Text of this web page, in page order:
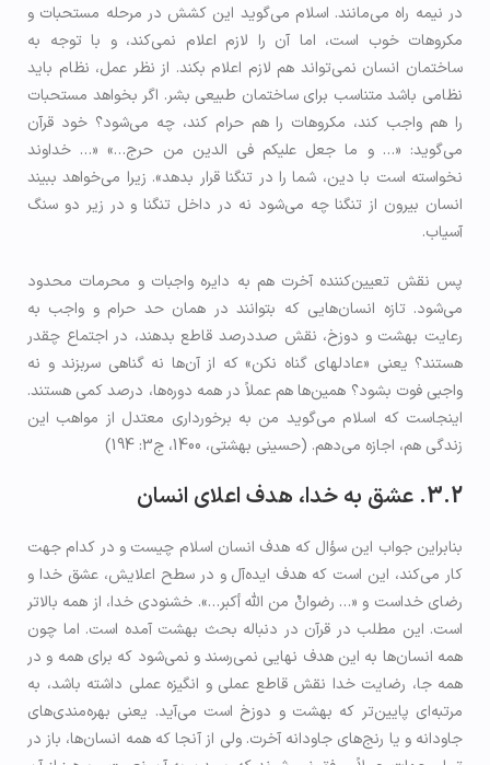
در نیمه راه می‌مانند. اسلام می‌گوید این کشش در مرحله مستحبات و
مکروهات خوب است، اما آن را لازم اعلام نمی‌کند، و با توجه به
ساختمان انسان نمی‌تواند هم لازم اعلام بکند. از نظر عمل، نظام باید
نظامی باشد متناسب برای ساختمان طبیعی بشر. اگر بخواهد مستحبات
را هم واجب کند، مکروهات را هم حرام کند، چه می‌شود؟ خود قرآن
می‌گوید: «… و ما جعل عليكم في الدين من حرج…» «… خداوند
نخواسته است با دین، شما را در تنگنا قرار بدهد». زیرا می‌خواهد ببیند
انسان بیرون از تنگنا چه می‌شود نه در داخل تنگنا و در زیر دو سنگ
آسیاب.
پس نقش تعیین‌کننده آخرت هم به دایره واجبات و محرمات محدود
می‌شود. تازه انسان‌هایی که بتوانند در همان حد حرام و واجب به
رعایت بهشت و دوزخ، نقش صددرصد قاطع بدهند، در اجتماع چقدر
هستند؟ یعنی «عادل­های گناه نکن» که از آن‌ها نه گناهی سربزند و نه
واجبی فوت بشود؟ همین‌ها هم عملاً در همه دوره‌ها، درصد کمی هستند.
اینجاست که اسلام می‌گوید من به برخورداری معتدل از مواهب این
زندگی هم، اجازه می‌دهم. (حسینی بهشتی، 1400، ج3: 194)
3.2. عشق به خدا، هدف اعلای انسان
بنابراین جواب این سؤال که هدف انسان اسلام چیست و در کدام جهت
کار می‌کند، این است که هدف ایده‌آل و در سطح اعلایش، عشق خدا و
رضای خداست و «… رضوانٌ من الله أكبر…». خشنودی خدا، از همه بالاتر
است. این مطلب در قرآن در دنباله بحث بهشت آمده است. اما چون
همه انسان‌ها به این هدف نهایی نمی‌رسند و نمی‌شود که برای همه و در
همه جا، رضایت خدا نقش قاطع عملی و انگیزه عملی داشته باشد، به
مرتبه‌ای پایین‌تر که بهشت و دوزخ است می‌آید. یعنی بهره‌مندی‌های
جاودانه و یا رنج‌های جاودانه آخرت. ولی از آنجا که همه انسان‌ها، باز در